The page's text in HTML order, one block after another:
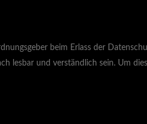
beim Erlass der
lesbar und verständlich sein. Um